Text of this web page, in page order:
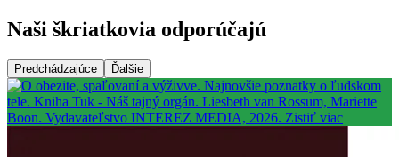
Naši škriatkovia odporúčajú
Predchádzajúce Ďalšie